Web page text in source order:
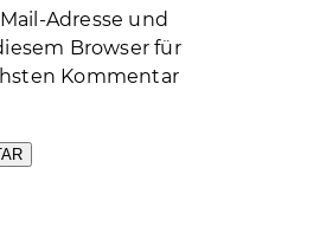
Adresse und
Browser für
Kommentar